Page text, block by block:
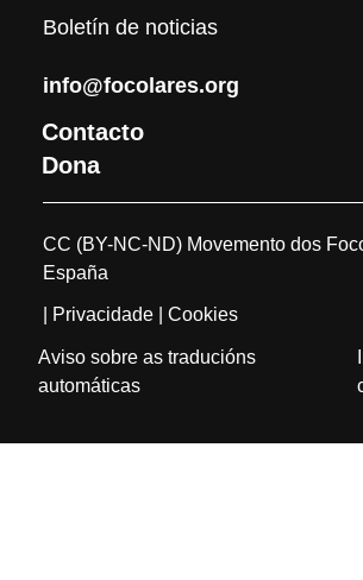
Boletín de noticias
info@focolares.org
Contacto
Dona
CC (BY-NC-ND) Movemento dos
España
| Privacidade | Cookies
Aviso sobre as traducións
automáticas